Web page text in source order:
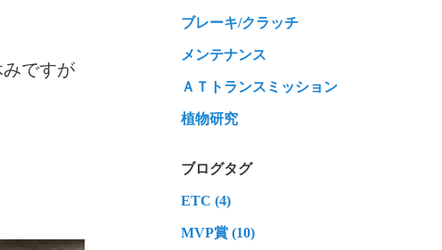
ですが
ブレーキ/クラッチ
メンテナンス
ＡＴトランスミッション
植物研究
ブログタグ
ETC (4)
MVP賞 (10)